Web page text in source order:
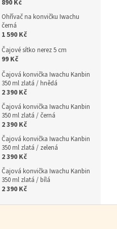
890 Kč
Ohřívač na konvičku Iwachu
černá
1 590 Kč
Čajové sítko nerez 5 cm
99 Kč
Čajová konvička Iwachu Kanbin
350 ml zlatá / hnědá
2 390 Kč
Čajová konvička Iwachu Kanbin
350 ml zlatá / černá
2 390 Kč
Čajová konvička Iwachu Kanbin
350 ml zlatá / zelená
2 390 Kč
Čajová konvička Iwachu Kanbin
350 ml zlatá / bílá
2 390 Kč